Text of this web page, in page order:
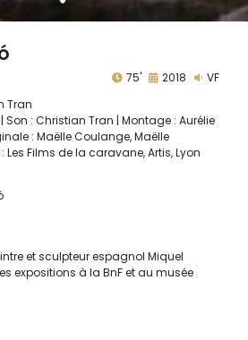
75' 2018
VF
Tran
: Christian Tran | Montage : Aurélie
: Maëlle Coulange, Maëlle
Films de la caravane, Artis, Lyon
et sculpteur espagnol Miquel
expositions à la BnF et au musée